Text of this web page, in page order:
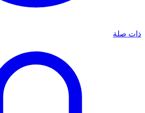
ذات صلة